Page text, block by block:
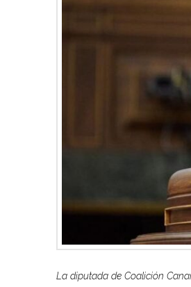
La diputada de Coalición